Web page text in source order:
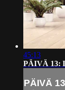
45:13
PÄIVÄ 13:
PÄIVÄ